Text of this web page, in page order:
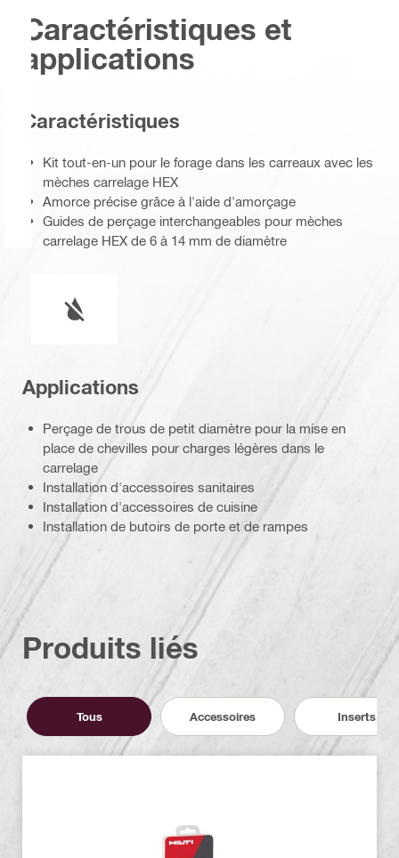
Caractéristiques et
applications
Caractéristiques
Kit tout-en-un pour le forage dans les carreaux avec les
mèches carrelage HEX
Amorce précise grâce à l'aide d'amorçage
Guides de perçage interchangeables pour mèches
carrelage HEX de 6 à 14 mm de diamètre
Applications
Perçage de trous de petit diamètre pour la mise en
place de chevilles pour charges légères dans le
carrelage
Installation d'accessoires sanitaires
Installation d'accessoires de cuisine
Installation de butoirs de porte et de rampes
Produits liés
Tous Accessoires Inserts